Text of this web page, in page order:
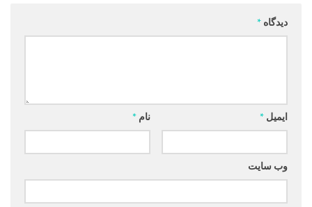
دیدگاه *
نام * ایمیل *
وب‌ سایت